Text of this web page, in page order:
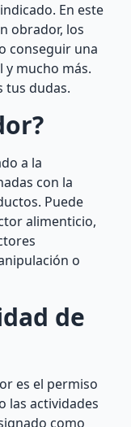
En este
obrador, los
conseguir una
mucho más.
tus dudas.
a la
con la
Puede
alimenticio,
o
de
es el permiso
las actividades
como